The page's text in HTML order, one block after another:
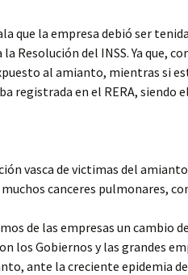
que la empresa debió ser
Resolución del INSS. Ya que,
al amianto, mientras si
registrada en el RERA,
vasca de victimas del
canceres pulmonares,
de las empresas un cambio
los Gobiernos y las grandes
ante la creciente epidemia